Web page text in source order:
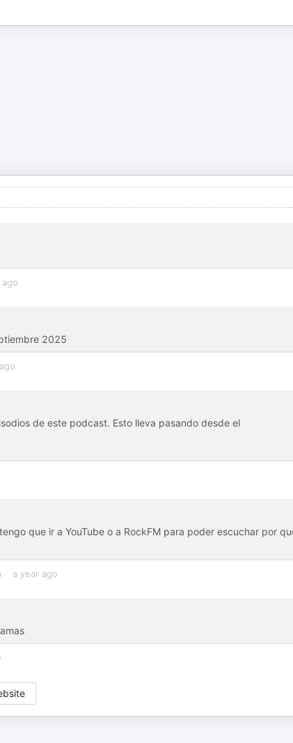
2025
de este podcast. Esto lleva pasando desde el
que ir a YouTube o a RockFM para poder escuchar por
a year ago